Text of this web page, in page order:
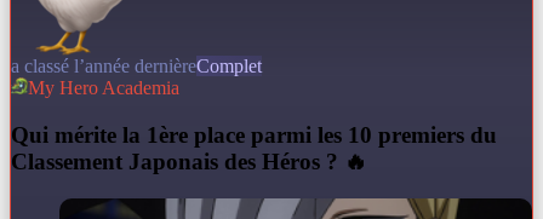
a classé l’année dernièreComplet
My Hero Academia
Qui mérite la 1ère place parmi les 10 premiers du
Classement Japonais des Héros ? 🔥